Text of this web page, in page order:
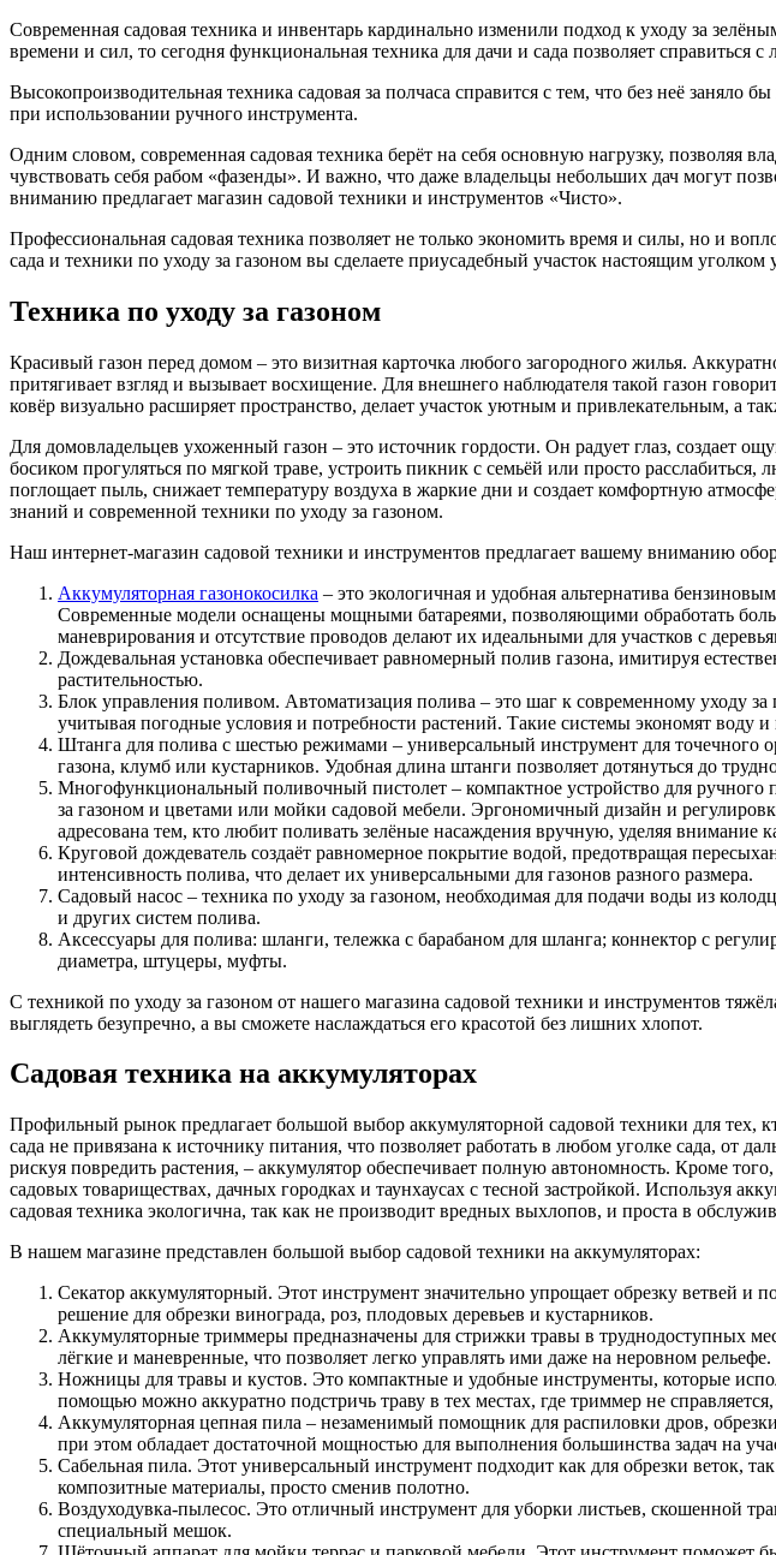
Современная садовая техника и инвентарь кардинально изменили подход к уходу за
времени и сил, то сегодня функциональная техника для дачи и сада позволяет
Высокопроизводительная техника садовая за полчаса справится с тем, что без неё
при использовании ручного инструмента.
Одним словом, современная садовая техника берёт на себя основную нагрузку, позволяя
чувствовать себя рабом «фазенды». И важно, что даже владельцы небольших дач могут
вниманию предлагает магазин садовой техники и инструментов «Чисто».
Профессиональная садовая техника позволяет не только экономить время и силы, но и
сада и техники по уходу за газоном вы сделаете приусадебный участок настоящим
Техника по уходу за газоном
Красивый газон перед домом – это визитная карточка любого загородного жилья.
притягивает взгляд и вызывает восхищение. Для внешнего наблюдателя такой газон
ковёр визуально расширяет пространство, делает участок уютным и привлекательным, а
Для домовладельцев ухоженный газон – это источник гордости. Он радует глаз, создает
босиком прогуляться по мягкой траве, устроить пикник с семьёй или просто
поглощает пыль, снижает температуру воздуха в жаркие дни и создает комфортную
знаний и современной техники по уходу за газоном.
Наш интернет-магазин садовой техники и инструментов предлагает вашему вниманию
Аккумуляторная газонокосилка – это экологичная и удобная альтернатива
Современные модели оснащены мощными батареями, позволяющими обработать
маневрирования и отсутствие проводов делают их идеальными для участков с
Дождевальная установка обеспечивает равномерный полив газона, имитируя
растительностью.
Блок управления поливом. Автоматизация полива – это шаг к современному уходу
учитывая погодные условия и потребности растений. Такие системы экономят воду
Штанга для полива с шестью режимами – универсальный инструмент для точечного
газона, клумб или кустарников. Удобная длина штанги позволяет дотянуться до
Многофункциональный поливочный пистолет – компактное устройство для
за газоном и цветами или мойки садовой мебели. Эргономичный дизайн и
адресована тем, кто любит поливать зелёные насаждения вручную, уделяя внимание
Круговой дождеватель создаёт равномерное покрытие водой, предотвращая
интенсивность полива, что делает их универсальными для газонов разного размера.
Садовый насос – техника по уходу за газоном, необходимая для подачи воды из
и других систем полива.
Аксессуары для полива: шланги, тележка с барабаном для шланга; коннектор с
диаметра, штуцеры, муфты.
С техникой по уходу за газоном от нашего магазина садовой техники и инструментов
выглядеть безупречно, а вы сможете наслаждаться его красотой без лишних хлопот.
Садовая техника на аккумуляторах
Профильный рынок предлагает большой выбор аккумуляторной садовой техники для
сада не привязана к источнику питания, что позволяет работать в любом уголке сада, от
рискуя повредить растения, – аккумулятор обеспечивает полную автономность. Кроме
садовых товариществах, дачных городках и таунхаусах с тесной застройкой. Используя
садовая техника экологична, так как не производит вредных выхлопов, и проста в
В нашем магазине представлен большой выбор садовой техники на аккумуляторах:
Секатор аккумуляторный. Этот инструмент значительно упрощает обрезку ветвей и
решение для обрезки винограда, роз, плодовых деревьев и кустарников.
Аккумуляторные триммеры предназначены для стрижки травы в труднодоступных
лёгкие и маневренные, что позволяет легко управлять ими даже на неровном рельефе.
Ножницы для травы и кустов. Это компактные и удобные инструменты, которые
помощью можно аккуратно подстричь траву в тех местах, где триммер не
Аккумуляторная цепная пила – незаменимый помощник для распиловки дров,
при этом обладает достаточной мощностью для выполнения большинства задач на
Сабельная пила. Этот универсальный инструмент подходит как для обрезки веток,
композитные материалы, просто сменив полотно.
Воздуходувка-пылесос. Это отличный инструмент для уборки листьев, скошенной
специальный мешок.